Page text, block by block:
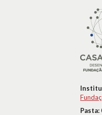
Pasta: